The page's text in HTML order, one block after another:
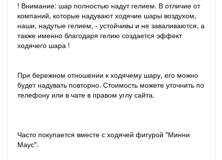
! Внимание: шар полностью надут гелием. В отличие от
компаний, которые надувают ходячие шары воздухом,
наши, надутые гелием, - устойчивы и не заваливаются, а
также именно благодаря гелию создается эффект
ходячего шара !
При бережном отношении к ходячему шару, его можно
будет надувать повторно. Стоимость можете уточнить по
телефону или в чате в правом углу сайта.
Часто покупается вместе с ходячей фигурой "Минни
Маус".